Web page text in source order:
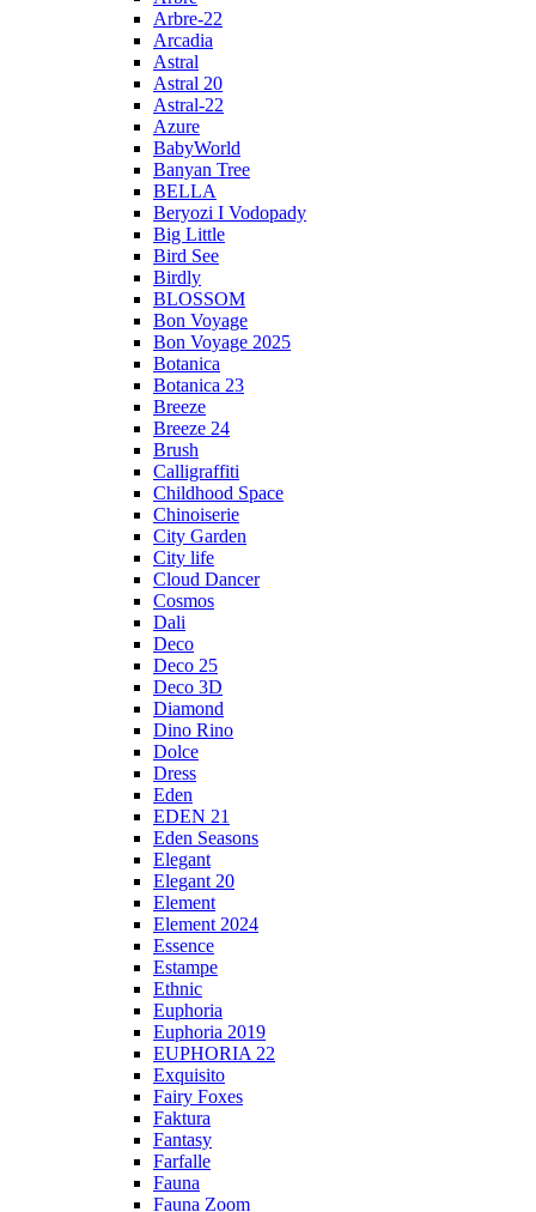
Arbre-22
Arcadia
Astral
Astral 20
Astral-22
Azure
BabyWorld
Banyan Tree
BELLA
Beryozi I Vodopady
Big Little
Bird See
Birdly
BLOSSOM
Bon Voyage
Bon Voyage 2025
Botanica
Botanica 23
Breeze
Breeze 24
Brush
Calligraffiti
Childhood Space
Chinoiserie
City Garden
City life
Cloud Dancer
Cosmos
Dali
Deco
Deco 25
Deco 3D
Diamond
Dino Rino
Dolce
Dress
Eden
EDEN 21
Eden Seasons
Elegant
Elegant 20
Element
Element 2024
Essence
Estampe
Ethnic
Euphoria
Euphoria 2019
EUPHORIA 22
Exquisito
Fairy Foxes
Faktura
Fantasy
Farfalle
Fauna
Fauna Zoom